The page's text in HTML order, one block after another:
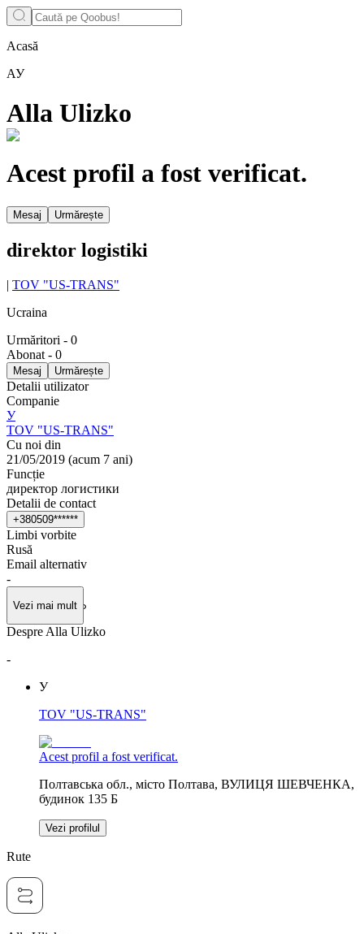
Acasă
АУ
Alla Ulizko
Acest profil a fost verificat.
Mesaj Urmărește
direktor logistiki
| TOV "US-TRANS"
Ucraina
Urmăritori - 0
Abonat - 0
Mesaj Urmărește
Detalii utilizator
Companie
У
TOV "US-TRANS"
Cu noi din
21/05/2019 (acum 7 ani)
Funcție
директор логистики
Detalii de contact
+380509******
Limbi vorbite
Rusă
Email alternativ
-
Vezi mai mult
Despre Alla Ulizko
-
У
TOV "US-TRANS"
Acest profil a fost verificat.
Полтавська обл., місто Полтава, ВУЛИЦЯ ШЕВЧЕНКА,
будинок 135 Б
Vezi profilul
Rute